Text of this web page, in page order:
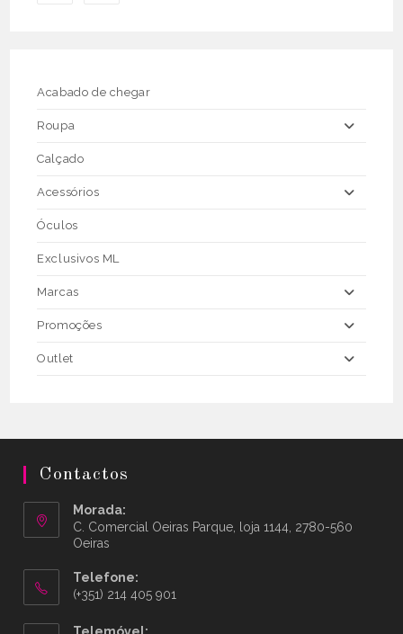
Acabado de chegar
Roupa
Calçado
Acessórios
Óculos
Exclusivos ML
Marcas
Promoções
Outlet
Contactos
Morada:
C. Comercial Oeiras Parque, loja 1144, 2780-560
Oeiras
Telefone:
(+351) 214 405 901